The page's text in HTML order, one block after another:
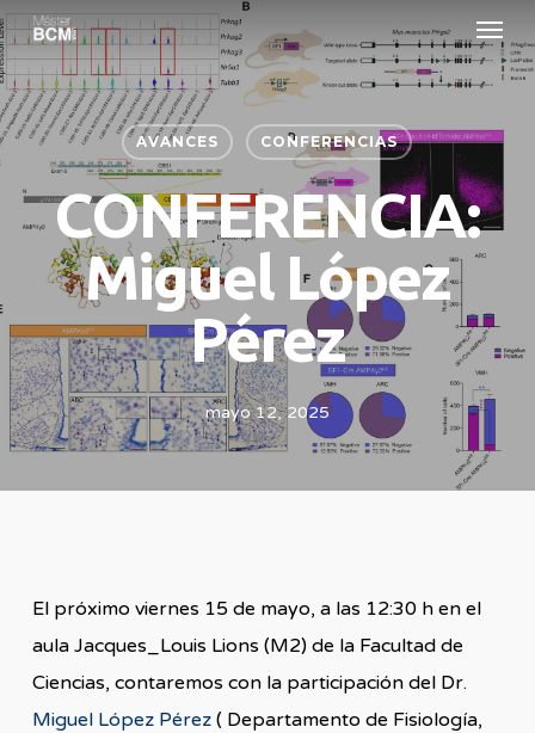
Skip
to
main
content
Menu
AVANCES CONFERENCIAS
CONFERENCIA:
Miguel López
Pérez
mayo 12, 2025
El próximo viernes 15 de mayo, a las 12:30 h en el
aula Jacques_Louis Lions (M2) de la Facultad de
Ciencias, contaremos con la participación del Dr.
Miguel López Pérez( Departamento de Fisiología,